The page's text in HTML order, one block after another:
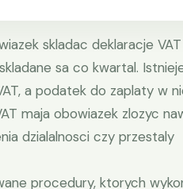
skladac deklaracje
sa co kwartal.
a podatek do zaplaty w
maja obowiazek zlozyc
dzialalnosci czy przestaly
procedury, ktorych